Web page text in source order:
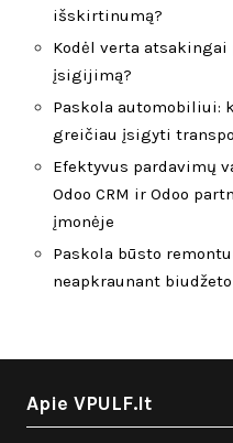
išskirtinumą?
Kodėl verta
įsigijimą?
Paskola automobiliui:
greičiau įsigyti
Efektyvus pardavimų
Odoo CRM ir Odoo
įmonėje
Paskola būsto
neapkraunant biudžeto
Apie VPULF.lt